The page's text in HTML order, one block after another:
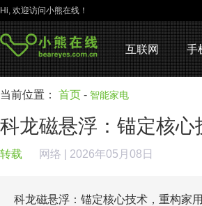
Hi, 欢迎访问小熊在线！
互联网 手
当前位置： 首页 - 智能家电
科龙磁悬浮：锚定核
转载 网络 | 2026年05月08日
科龙磁悬浮：锚定核心技术，重构家